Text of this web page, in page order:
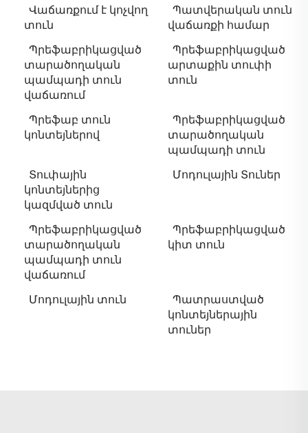
Վաճառքում է կոչվող
տուն
Պատվերական տուն
վաճառքի համար
Պրեֆաբրիկացված
տարածողական
պամպադի տուն
վաճառում
Պրեֆաբրիկացված
արտաքին տուփի
տուն
Պրեֆաբ տուն
կոնտեյներով
Պրեֆաբրիկացված
տարածողական
պամպադի տուն
Տուփային
կոնտեյներից
կազմված տուն
Մոդուլային Տուներ
Պրեֆաբրիկացված
տարածողական
պամպադի տուն
վաճառում
Պրեֆաբրիկացված
կիտ տուն
Մոդուլային տուն
Պատրաստված
կոնտեյներային
տուներ